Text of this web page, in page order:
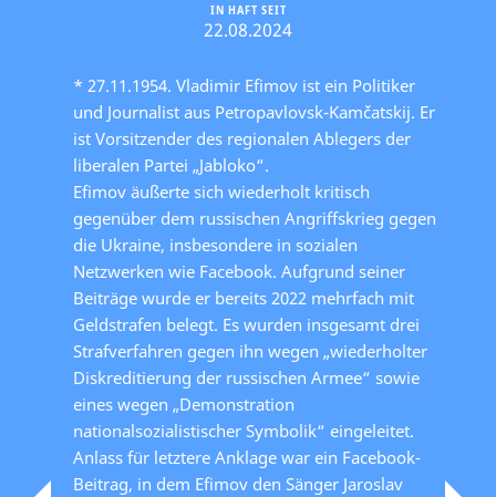
IN HAFT SEIT
22.08.2024
* 27.11.1954. Vladimir Efimov ist ein Politiker
und Journalist aus Petropavlovsk-Kamčatskij. Er
ist Vorsitzender des regionalen Ablegers der
liberalen Partei „Jabloko“.
Efimov äußerte sich wiederholt kritisch
gegenüber dem russischen Angriffskrieg gegen
die Ukraine, insbesondere in sozialen
Netzwerken wie Facebook. Aufgrund seiner
Beiträge wurde er bereits 2022 mehrfach mit
Geldstrafen belegt. Es wurden insgesamt drei
Strafverfahren gegen ihn wegen „wiederholter
Diskreditierung der russischen Armee“ sowie
eines wegen „Demonstration
nationalsozialistischer Symbolik“ eingeleitet.
Anlass für letztere Anklage war ein Facebook-
Beitrag, in dem Efimov den Sänger Jaroslav